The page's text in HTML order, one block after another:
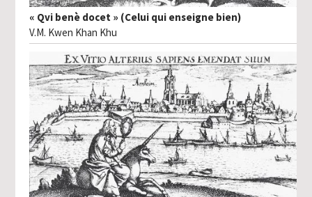
« Qvi benè docet » (Celui qui enseigne bien)
V.M. Kwen Khan Khu